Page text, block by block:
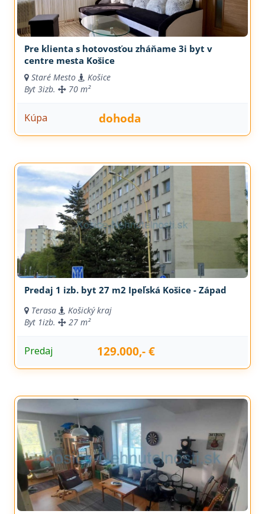
Pre klienta s hotovosťou zháňame 3i byt v
centre mesta Košice
Staré Mesto
Košice
Byt 3izb. 70 m²
Kúpa dohoda
Predaj 1 izb. byt 27 m2 Ipeľská Košice - Západ
Terasa
Košický kraj
Byt 1izb. 27 m²
Predaj 129.000,- €